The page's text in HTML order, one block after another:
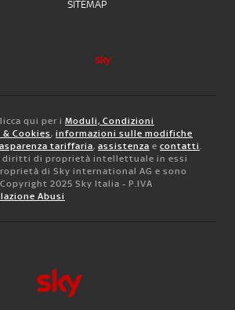
SITEMAP
qui per i Moduli, Condizioni
& Cookies, informazioni sulle modifiche
tariffaria, assistenza e contatti.
diritti di proprietà intellettuale in essi
di Sky international AG e sono
2025 Sky Italia - P.IVA
Abusi